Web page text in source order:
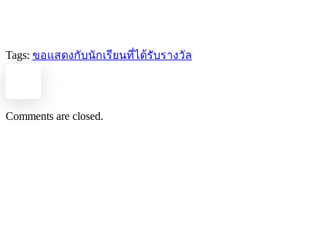
Tags: ขอแสดงกับนักเรียนที่ได้รับรางวัล
Comments are closed.